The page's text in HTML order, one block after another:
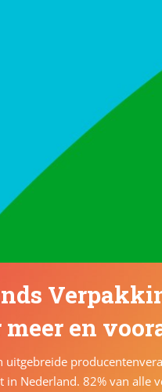
meer en
uitgebreide
in Nederland. 82% van